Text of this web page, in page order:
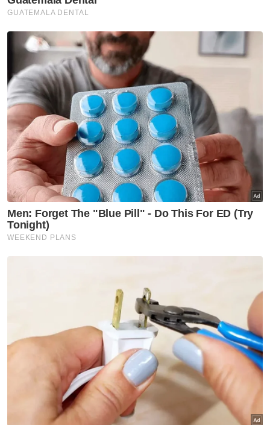
Robot Bu Sunaidah selamat
GLOBAL
Pesawat 'bergoncang dan
terjunam di udara'
GLOBAL
Bayi 9 bulan dirawat di ICU, ibu
saudara didakwa tuang gam ke
dalam mulut